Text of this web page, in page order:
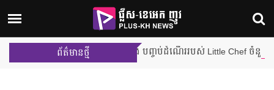
ព័ត៌មានថ្មី
ការប្រកួតជម្រុះលើកដំបូង បញ្ចប់ដំណើររបស់ Little Chef ចំនួន ២ រូប ពីផ្ទះប